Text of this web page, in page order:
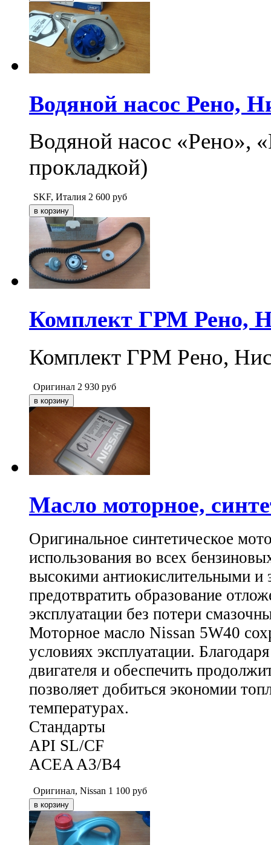
Водяной насос Рено,
Водяной насос «Рено»,
прокладкой)
SKF, Италия 2 600 руб
Комплект ГРМ Рено,
Комплект ГРМ Рено,
Оригинал 2 930 руб
Масло моторное,
Оригинальное синтетическое
использования во всех
высокими антиокислительными и
предотвратить образование
эксплуатации без потери
Моторное масло Nissan 5W40
условиях эксплуатации.
двигателя и обеспечить
позволяет добиться экономии
температурах.
Стандарты
API SL/CF
ACEA A3/B4
Оригинал, Nissan 1 100 руб